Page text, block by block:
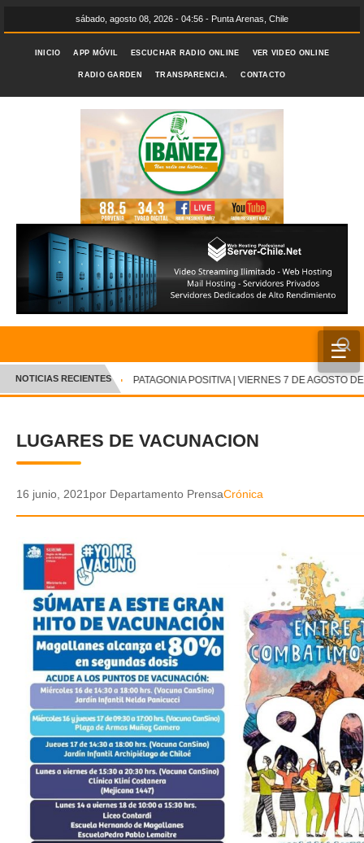
sábado, agosto 08, 2026 - 04:56 - Punta Arenas, Chile
INICIO APP MÓVIL ESCUCHAR RADIO ONLINE VER VIDEO ONLINE
RADIO GARDEN TRANSPARENCIA. CONTACTO
☰
INICIO
CRÓNICA
DEPORTES
POLICIAL
POLÍTICA
VIDEOS
GALERIA DE FOTOS
APP MÓVIL
TRANSPARENCIA
✕
NOTICIAS RECIENTES PATAGONIA POSITIVA | VIERNES 7 DE AGOSTO DE
LUGARES DE VACUNACION
16 junio, 2021por Departamento PrensaCrónica